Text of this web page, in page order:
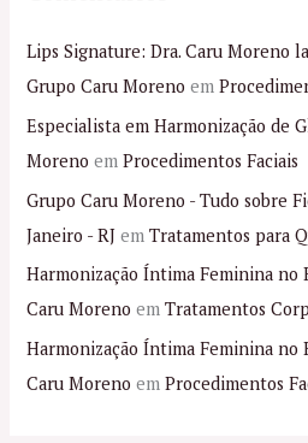
Lips Signature: Dra. Caru Moreno
Grupo Caru Moreno em
Especialista em Harmonização de
Moreno emProcedimentos Faciais
Grupo Caru Moreno - Tudo sobre
Janeiro - RJ emTratamentos para
Harmonização Íntima Feminina no
Caru Moreno emTratamentos
Harmonização Íntima Feminina no
Caru Moreno emProcedimentos